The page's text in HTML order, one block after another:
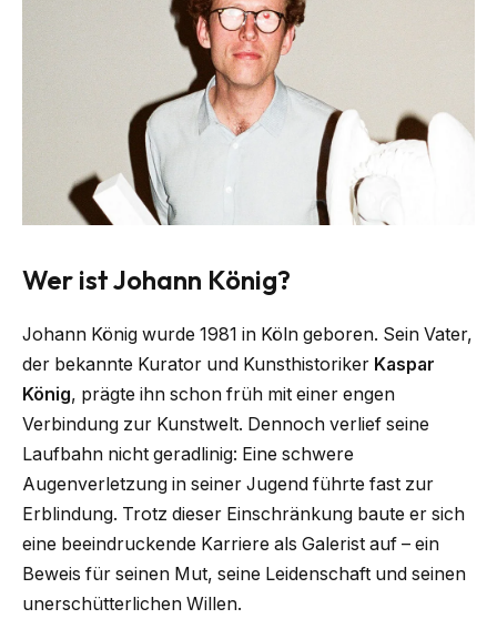
Wer ist Johann König?
Johann König wurde 1981 in Köln geboren. Sein Vater,
der bekannte Kurator und Kunsthistoriker Kaspar
König, prägte ihn schon früh mit einer engen
Verbindung zur Kunstwelt. Dennoch verlief seine
Laufbahn nicht geradlinig: Eine schwere
Augenverletzung in seiner Jugend führte fast zur
Erblindung. Trotz dieser Einschränkung baute er sich
eine beeindruckende Karriere als Galerist auf – ein
Beweis für seinen Mut, seine Leidenschaft und seinen
unerschütterlichen Willen.